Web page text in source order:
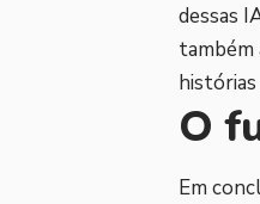
dessas
também
O
Em